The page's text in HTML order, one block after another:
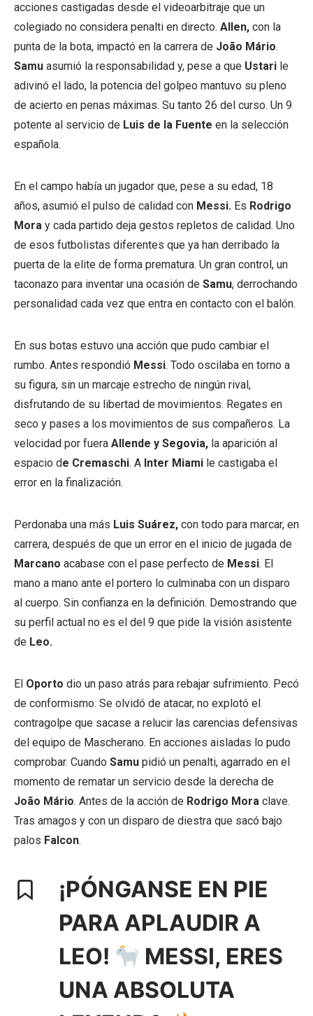
acciones castigadas desde el videoarbitraje que un
colegiado no considera penalti en directo. Allen, con la
punta de la bota, impactó en la carrera de João Mário.
Samu asumió la responsabilidad y, pese a que Ustari le
adivinó el lado, la potencia del golpeo mantuvo su pleno
de acierto en penas máximas. Su tanto 26 del curso. Un 9
potente al servicio de Luis de la Fuente en la selección
española.
En el campo había un jugador que, pese a su edad, 18
años, asumió el pulso de calidad con Messi. Es Rodrigo
Mora y cada partido deja gestos repletos de calidad. Uno
de esos futbolistas diferentes que ya han derribado la
puerta de la elite de forma prematura. Un gran control, un
taconazo para inventar una ocasión de Samu, derrochando
personalidad cada vez que entra en contacto con el balón.
En sus botas estuvo una acción que pudo cambiar el
rumbo. Antes respondió Messi. Todo oscilaba en torno a
su figura, sin un marcaje estrecho de ningún rival,
disfrutando de su libertad de movimientos. Regates en
seco y pases a los movimientos de sus compañeros. La
velocidad por fuera Allende y Segovia, la aparición al
espacio de Cremaschi. A Inter Miami le castigaba el
error en la finalización.
Perdonaba una más Luis Suárez, con todo para marcar, en
carrera, después de que un error en el inicio de jugada de
Marcano acabase con el pase perfecto de Messi. El
mano a mano ante el portero lo culminaba con un disparo
al cuerpo. Sin confianza en la definición. Demostrando que
su perfil actual no es el del 9 que pide la visión asistente
de Leo.
El Oporto dio un paso atrás para rebajar sufrimiento. Pecó
de conformismo. Se olvidó de atacar, no explotó el
contragolpe que sacase a relucir las carencias defensivas
del equipo de Mascherano. En acciones aisladas lo pudo
comprobar. Cuando Samu pidió un penalti, agarrado en el
momento de rematar un servicio desde la derecha de
João Mário. Antes de la acción de Rodrigo Mora clave.
Tras amagos y con un disparo de diestra que sacó bajo
palos Falcon.
¡PÓNGANSE EN PIE
PARA APLAUDIR A
LEO!
MESSI, ERES
UNA ABSOLUTA